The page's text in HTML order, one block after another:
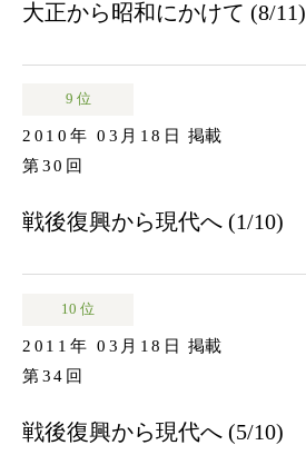
大正から昭和にかけて (8/11)
9 位
2010年 03月18日
掲載
第30回
戦後復興から現代へ (1/10)
10 位
2011年 03月18日
掲載
第34回
戦後復興から現代へ (5/10)